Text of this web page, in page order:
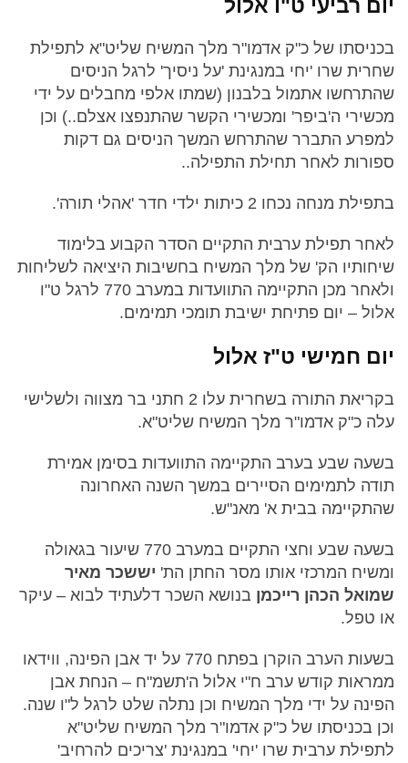
יום רביעי ט"ו אלול
בכניסתו של כ"ק אדמו"ר מלך המשיח שליט"א לתפילת
שחרית שרו 'יחי במנגינת 'על ניסיך' לרגל הניסים
שהתרחשו אתמול בלבנון (שמתו אלפי מחבלים על ידי
מכשירי ה'ביפר' ומכשירי הקשר שהתנפצו אצלם..) וכן
למפרע התברר שהתרחש המשך הניסים גם דקות
ספורות לאחר תחילת התפילה..
בתפילת מנחה נכחו 2 כיתות ילדי חדר 'אהלי תורה'.
לאחר תפילת ערבית התקיים הסדר הקבוע בלימוד
שיחותיו הק' של מלך המשיח בחשיבות היציאה לשליחות
ולאחר מכן התקיימה התוועדות במערב 770 לרגל ט"ו
אלול – יום פתיחת ישיבת תומכי תמימים.
יום חמישי ט"ז אלול
בקריאת התורה בשחרית עלו 2 חתני בר מצווה ולשלישי
עלה כ"ק אדמו"ר מלך המשיח שליט"א.
בשעה שבע בערב התקיימה התוועדות בסימן אמירת
תודה לתמימים הסיירים במשך השנה האחרונה
שהתקיימה בבית א' מאנ"ש.
בשעה שבע וחצי התקיים במערב 770 שיעור בגאולה
ומשיח המרכזי אותו מסר החתן הת' יששכר מאיר
שמואל הכהן רייכמן בנושא השכר דלעתיד לבוא – עיקר
או טפל.
בשעות הערב הוקרן בפתח 770 על יד אבן הפינה, ווידאו
ממראות קודש ערב ח"י אלול ה'תשמ"ח – הנחת אבן
הפינה על ידי מלך המשיח וכן נתלה שלט לרגל ל"ו שנה.
וכן בכניסתו של כ"ק אדמו"ר מלך המשיח שליט"א
לתפילת ערבית שרו 'יחי' במנגינת 'צריכים להרחיב'